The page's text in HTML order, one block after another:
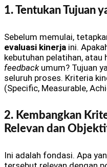
1. Tentukan Tujuan
Sebelum memulai,
evaluasi kinerja ini.
kebutuhan pelatihan, atau
feedbackumum? Tujuan
seluruh proses. Kriteria
(Specific, Measurable,
2. Kembangkan
Relevan dan
Ini adalah fondasi. Apa